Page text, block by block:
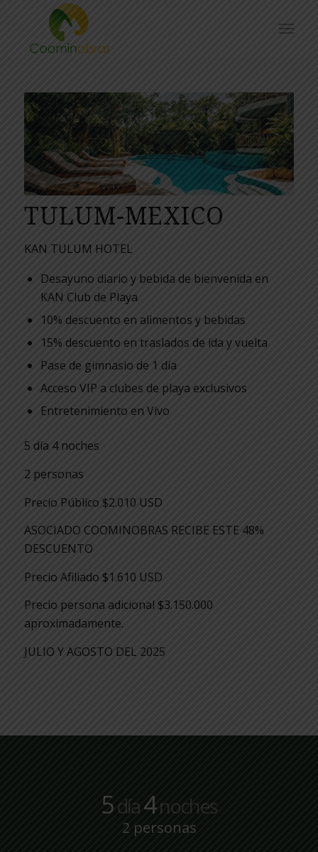
TULUM-MEXICO
KAN TULUM HOTEL
Desayuno diario y bebida de bienvenida en
KAN Club de Playa
10% descuento en alimentos y bebidas
15% descuento en traslados de ida y vuelta
Pase de gimnasio de 1 día
Acceso VIP a clubes de playa exclusivos
Entretenimiento en Vivo
5 día 4 noches
2 personas
Precio Público $2.010 USD
ASOCIADO COOMINOBRAS RECIBE ESTE 48%
DESCUENTO
Precio Afiliado $1.610 USD
Precio persona adicional $3.150.000
aproximadamente.
JULIO Y AGOSTO DEL 2025
5día4noches
2 personas